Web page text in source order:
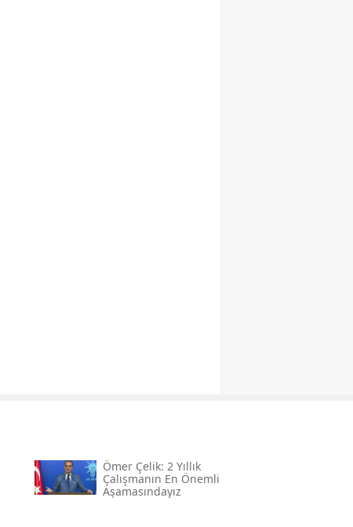
Ömer Çelik: 2 Yıllık
Çalışmanın En Önemli
Aşamasındayız